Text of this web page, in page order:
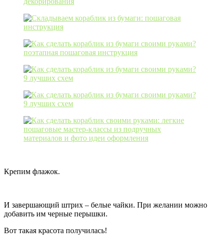
Крепим флажок.
И завершающий штрих – белые чайки. При желании можно
добавить им черные перышки.
Вот такая красота получилась!